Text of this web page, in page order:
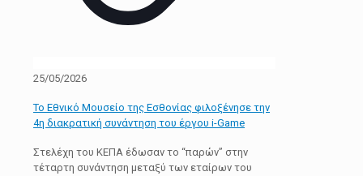
25/05/2026
Το Εθνικό Μουσείο της Εσθονίας φιλοξένησε την
4η διακρατική συνάντηση του έργου i-Game
Στελέχη του ΚΕΠΑ έδωσαν το “παρών” στην
τέταρτη συνάντηση μεταξύ των εταίρων του